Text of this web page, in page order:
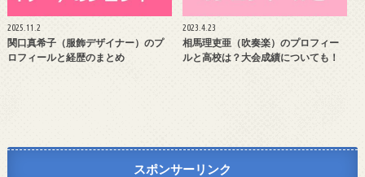
2025.11.2
関口真希子（服飾デザイナー）のプ
ロフィールと経歴のまとめ
2023.4.23
相馬理吏亜（吹奏楽）のプロフィー
ルと高校は？大会成績についても！
スポンサーリンク